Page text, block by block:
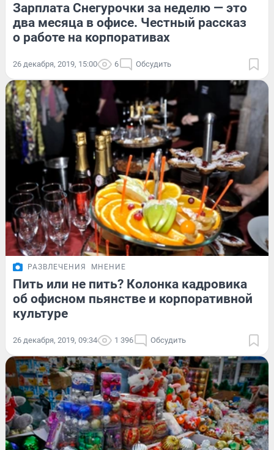
Зарплата Снегурочки за неделю — это
два месяца в офисе. Честный рассказ
о работе на корпоративах
26 декабря, 2019, 15:00 6 Обсудить
РАЗВЛЕЧЕНИЯ МНЕНИЕ
Пить или не пить? Колонка кадровика
об офисном пьянстве и корпоративной
культуре
26 декабря, 2019, 09:34 1 396 Обсудить